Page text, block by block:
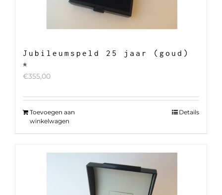
Jubileumspeld 25 jaar (goud)
*
€355,00
Toevoegen aan
winkelwagen
Details